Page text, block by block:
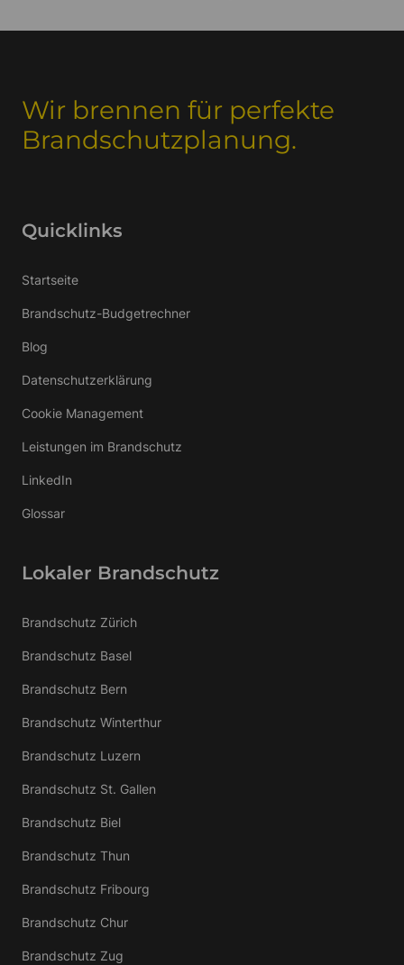
Wir brennen für perfekte
Brandschutzplanung.
Quicklinks
Startseite
Brandschutz-Budgetrechner
Blog
Datenschutzerklärung
Cookie Management
Leistungen im Brandschutz
LinkedIn
Glossar
Lokaler Brandschutz
Brandschutz Zürich
Brandschutz Basel
Brandschutz Bern
Brandschutz Winterthur
Brandschutz Luzern
Brandschutz St. Gallen
Brandschutz Biel
Brandschutz Thun
Brandschutz Fribourg
Brandschutz Chur
Brandschutz Zug